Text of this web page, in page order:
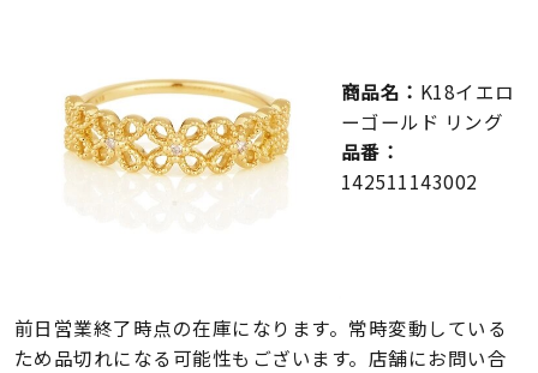
在庫ありのみ すべて表示
商品名： K18イエロ
ーゴールド リング
品番：
142511143002
前日営業終了時点の在庫になります。常時変動している
ため品切れになる可能性もございます。店舗にお問い合